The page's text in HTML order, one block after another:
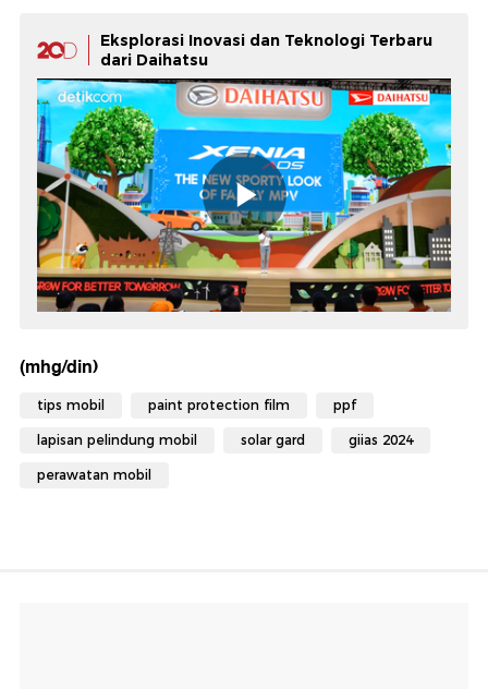
Eksplorasi Inovasi dan Teknologi Terbaru
dari Daihatsu
(mhg/din)
tips mobil paint protection film ppf
lapisan pelindung mobil solar gard giias 2024
perawatan mobil